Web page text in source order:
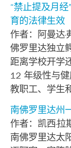
“禁止提及月
育的法律生效
作者：阿曼达·
佛罗里达独立
距离学校开学
12 年级性与
教职工、学生
南佛罗里达州
作者：凯西·拉
南佛罗里达太